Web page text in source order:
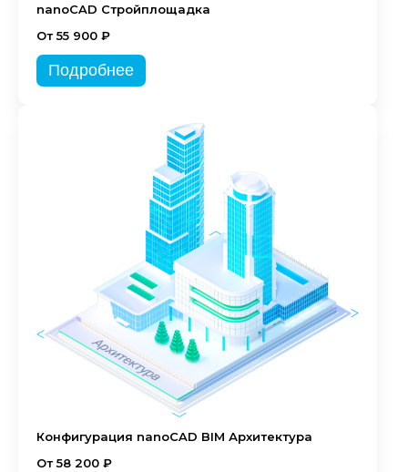
nanoCAD Стройплощадка
От 55 900 ₽
Подробнее
Конфигурация nanoCAD BIM Архитектура
От 58 200 ₽